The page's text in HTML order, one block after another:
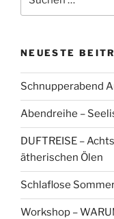
nach:
NEUESTE
Schnupperabend
Abendreihe –
DUFTREISE –
ätherischen Ölen
Schlaflose
Workshop –